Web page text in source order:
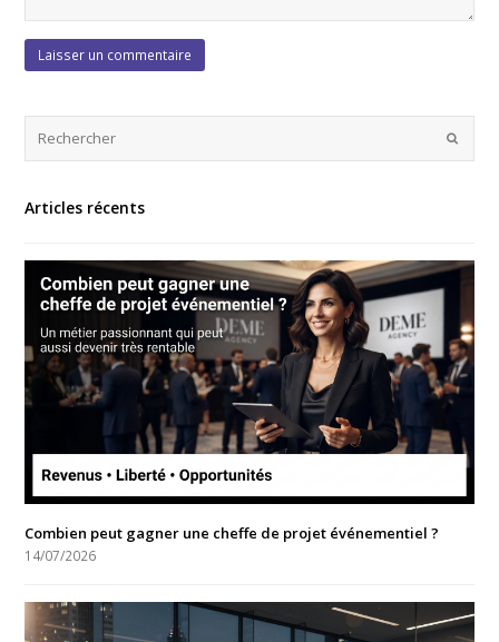
Articles récents
Combien peut gagner une cheffe de projet événementiel ?
14/07/2026